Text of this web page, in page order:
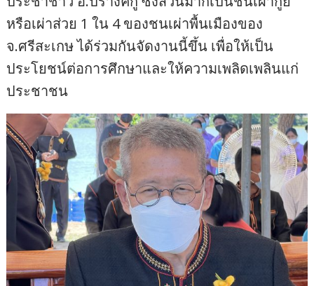
หรือเผ่าส่วย 1 ใน 4 ของชนเผ่าพื้นเมืองของ
จ.ศรีสะเกษ ได้ร่วมกันจัดงานนี้ขึ้น เพื่อให้เป็น
ประโยชน์ต่อการศึกษาและให้ความเพลิดเพลินแก่
ประชาชน